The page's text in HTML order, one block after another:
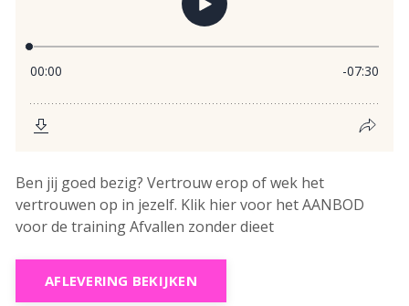
Ben jij goed bezig? Vertrouw erop of wek het
vertrouwen op in jezelf. Klik hier voor het AANBOD
voor de training Afvallen zonder dieet
AFLEVERING BEKIJKEN